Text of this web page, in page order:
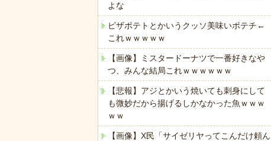
よな
ピザポテトとかいうクッソ美味いポテチ←
これｗｗｗｗｗ
【画像】ミスタードーナツで一番好きなや
つ、みんな結局これｗｗｗｗｗｗ
【悲報】アジとかいう焼いても刺身にして
も微妙だから揚げるしかなかった魚ｗｗｗ
ｗｗ
【画像】X民「サイゼリヤってこんだけ頼ん